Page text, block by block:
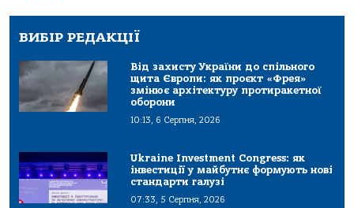
ВИБІР РЕДАКЦІЇ
Від захисту України до спільного
щита Європи: як проєкт «Фрея»
змінює архітектуру протиракетної
оборони
10:13, 6 Серпня, 2026
Ukraine Investment Congress: як
інвестиції у майбутнє формують нові
стандарти галузі
07:33, 5 Серпня, 2026